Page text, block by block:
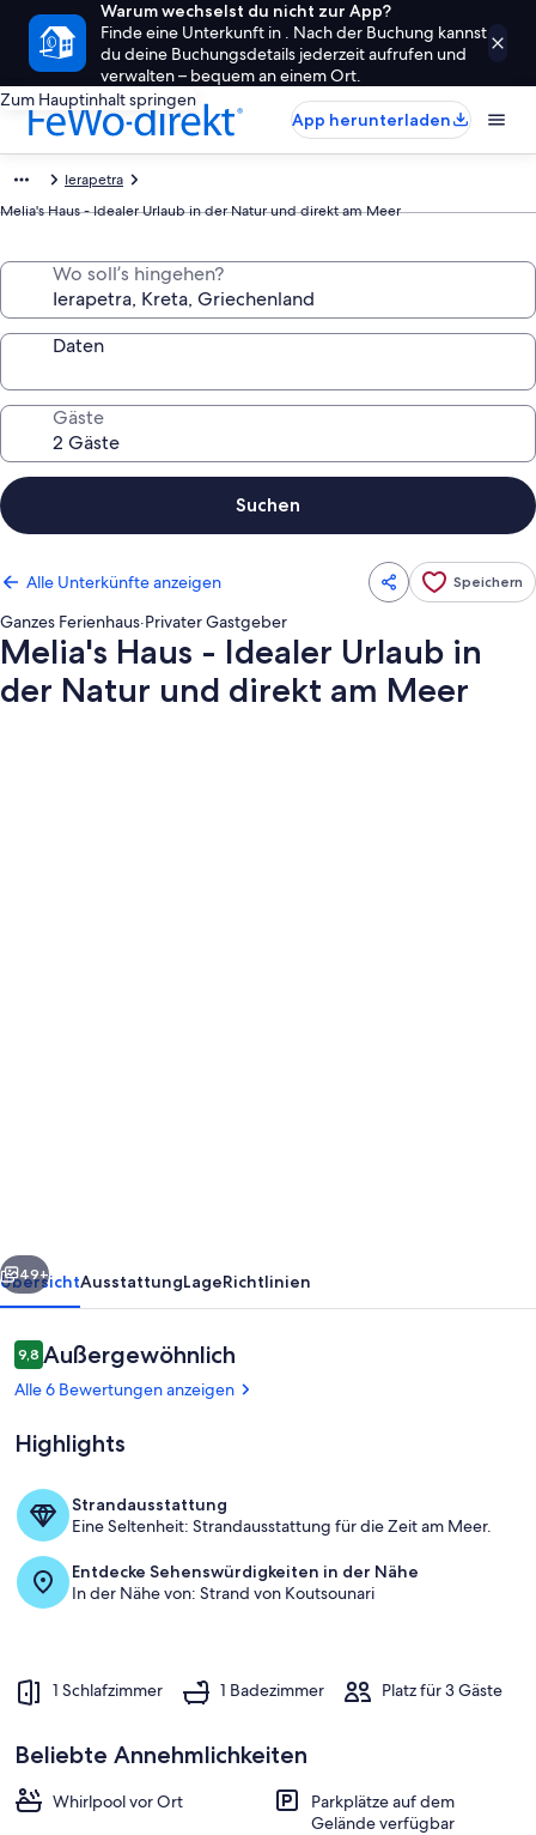
Warum wechselst du nicht zur App?
Finde eine Unterkunft in . Nach der Buchung kannst
du deine Buchungsdetails jederzeit aufrufen und
verwalten – bequem an einem Ort.
Zum Hauptinhalt springen
App herunterladen
Ierapetra
Melia's Haus - Idealer Urlaub in der Natur und direkt am Meer
Wo soll’s hingehen?
Daten
Gäste
Suchen
Alle Unterkünfte anzeigen Speichern
Ganzes Ferienhaus·Privater Gastgeber
Melia's Haus - Idealer Urlaub in
der Natur und direkt am Meer
der
Natur
und
direkt
Meer
Speisen im Freien
Weiter
49+
ÜbersichtAusstattungLageRichtlinien
Bewertungen
9,89,8 von 10.
Außergewöhnlich
Alle 6 Bewertungen anzeigen
Highlights
Strandausstattung
Eine Seltenheit: Strandausstattung für die Zeit am Meer.
Entdecke Sehenswürdigkeiten in der Nähe
In der Nähe von: Strand von Koutsounari
1 Schlafzimmer 1 Badezimmer Platz für 3 Gäste
Beliebte Annehmlichkeiten
Whirlpool vor Ort
Parkplätze auf dem
Gelände verfügbar